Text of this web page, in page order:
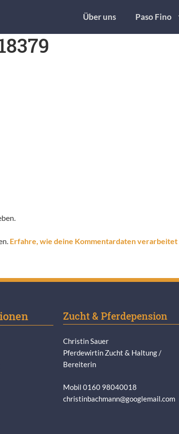
Über uns Paso Fino
Erfahre, wie deine Kommentardaten
Zucht & Pferdepension
Christin Sauer
Pferdewirtin Zucht & Haltung /
Bereiterin
Mobil 0160 98040018
christinbachmann@googlemail.com